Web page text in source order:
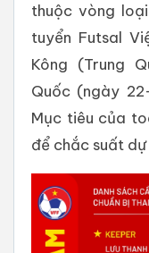
thuộc vòng
tuyển Futsal
Kông (Trung
Quốc (ngày
Mục tiêu của
để chắc suất